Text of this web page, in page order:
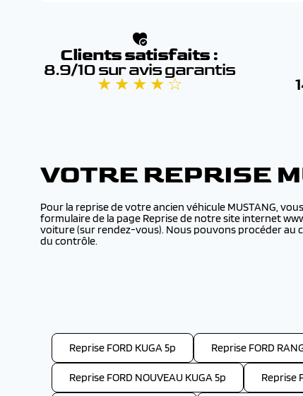
Clients satisfaits :
8.9/10 sur avis garantis
★ ★ ★ ★ ☆
VOTRE REPRISE
Pour la reprise de votre ancien véhicule MUSTANG,
formulaire de la page Reprise de notre site internet
voiture (sur rendez-vous). Nous pouvons procéder au
du contrôle.
Reprise FORD KUGA 5p Reprise FORD
Reprise FORD NOUVEAU KUGA 5p Reprise